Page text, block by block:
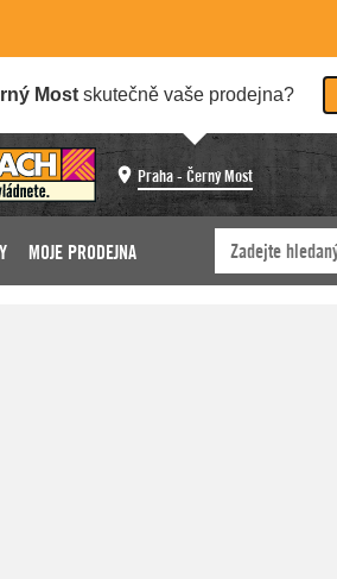
Most skutečně vaše prodejna?
Praha - Černý Most
MOJE PRODEJNA